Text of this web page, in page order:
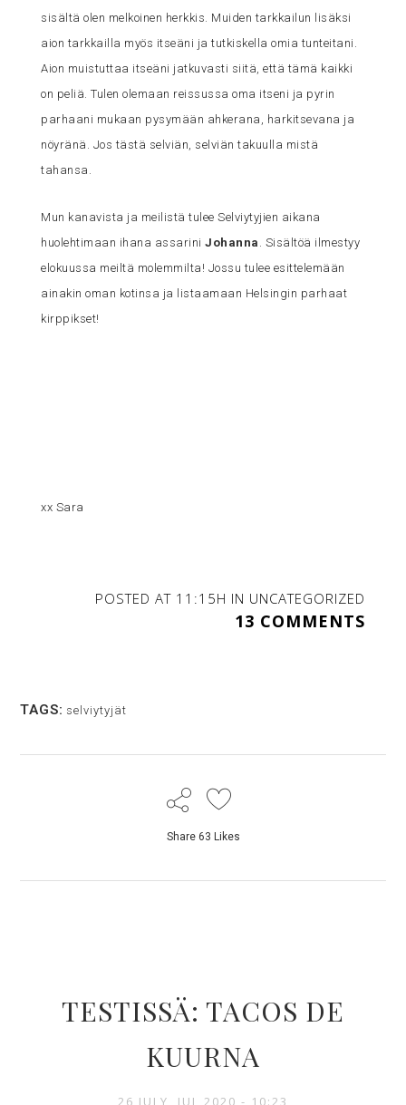
sisältä olen melkoinen herkkis. Muiden tarkkailun lisäksi
aion tarkkailla myös itseäni ja tutkiskella omia tunteitani.
Aion muistuttaa itseäni jatkuvasti siitä, että tämä kaikki
on peliä. Tulen olemaan reissussa oma itseni ja pyrin
parhaani mukaan pysymään ahkerana, harkitsevana ja
nöyränä. Jos tästä selviän, selviän takuulla mistä
tahansa.
Mun kanavista ja meilistä tulee Selviytyjien aikana
huolehtimaan ihana assariniJohanna . Sisältöä ilmestyy
elokuussa meiltä molemmilta! Jossu tulee esittelemään
ainakin oman kotinsa ja listaamaan Helsingin parhaat
kirppikset!
xx Sara
POSTED AT 11:15H IN UNCATEGORIZED
13 COMMENTS
TAGS: selviytyjät
Share 63 Likes
TESTISSÄ: TACOS DE
KUURNA
26 JULY, JUL 2020 - 10:23